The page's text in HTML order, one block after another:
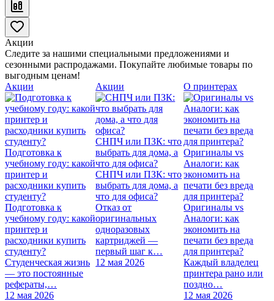
Акции
Следите за нашими специальными предложениями и
сезонными распродажами. Покупайте любимые товары по
выгодным ценам!
Акции
Подготовка к
учебному году: какой
принтер и
расходники купить
студенту?
Подготовка к
учебному году: какой
принтер и
расходники купить
студенту?
Студенческая жизнь
— это постоянные
рефераты,…
12 мая 2026
Акции
СНПЧ или ПЗК: что
выбрать для дома, а
что для офиса?
СНПЧ или ПЗК: что
выбрать для дома, а
что для офиса?
Отказ от
оригинальных
одноразовых
картриджей —
первый шаг к…
12 мая 2026
О принтерах
Оригиналы vs
Аналоги: как
экономить на
печати без вреда
для принтера?
Оригиналы vs
Аналоги: как
экономить на
печати без вреда
для принтера?
Каждый владелец
принтера рано или
поздно…
12 мая 2026